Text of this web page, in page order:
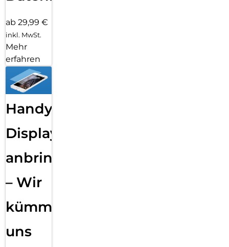
ab 29,99 €
inkl. MwSt.
Mehr
erfahren
Handy
Displayfolie
anbringen
– Wir
kümmern
uns